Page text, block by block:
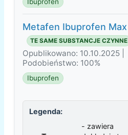
Ibuprofen
Metafen Ibuprofen Max
TE SAME SUBSTANCJE CZYNNE
Opublikowano: 10.10.2025 |
Podobieństwo: 100%
Ibuprofen
Legenda:
- zawiera